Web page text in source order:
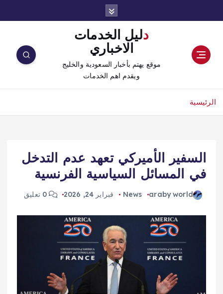
دليل الخدمات
الاخباري
موقع يهتم بأخبار السعودية والخليج
ويقدم اهم الخدمات
الرئيسية
السفير الأميركي تعهد عدم التدخل
في المسائل السياسية الفرنسية
araby world
News فبراير 24, 2026 0 تعليق